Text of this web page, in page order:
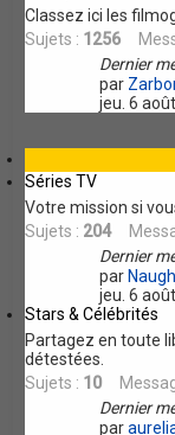
Classez ici les
Sujets : 1256
Dernier
par
jeu. 6
Séries TV
Votre mission si
Sujets : 204
Dernier
par
jeu. 6
Stars & Célébrités
Partagez en toute
détestées.
Sujets : 10
Dernier
par